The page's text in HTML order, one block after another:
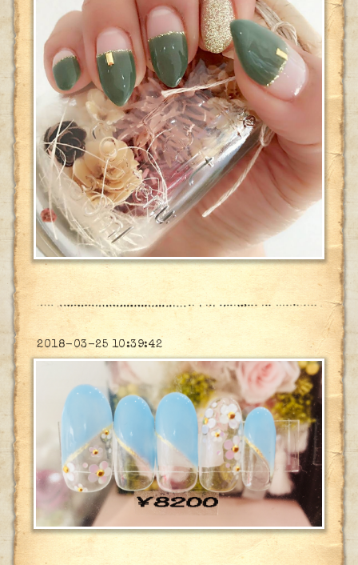
2018-03-25 10:39:42